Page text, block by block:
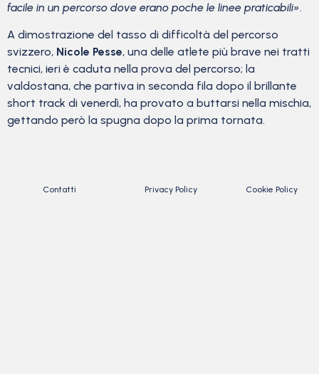
facile in un percorso dove erano poche le linee praticabili».
A dimostrazione del tasso di difficoltà del percorso
svizzero, Nicole Pesse, una delle atlete più brave nei tratti
tecnici, ieri è caduta nella prova del percorso; la
valdostana, che partiva in seconda fila dopo il brillante
short track di venerdì, ha provato a buttarsi nella mischia,
gettando però la spugna dopo la prima tornata.
Contatti Privacy Policy Cookie Policy